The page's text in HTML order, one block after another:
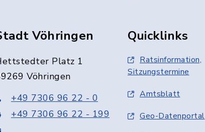
Vöhringen
Platz 1
Vöhringen
+49 7306 96 22 - 0
+49 7306 96 22 - 199
Quicklinks
Ratsinformation,
Sitzungstermine
Amtsblatt
Geo-Datenportal